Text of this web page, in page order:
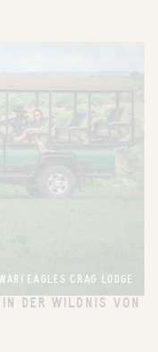
EAGLES CRAG LODGE
DER WILDNIS VON